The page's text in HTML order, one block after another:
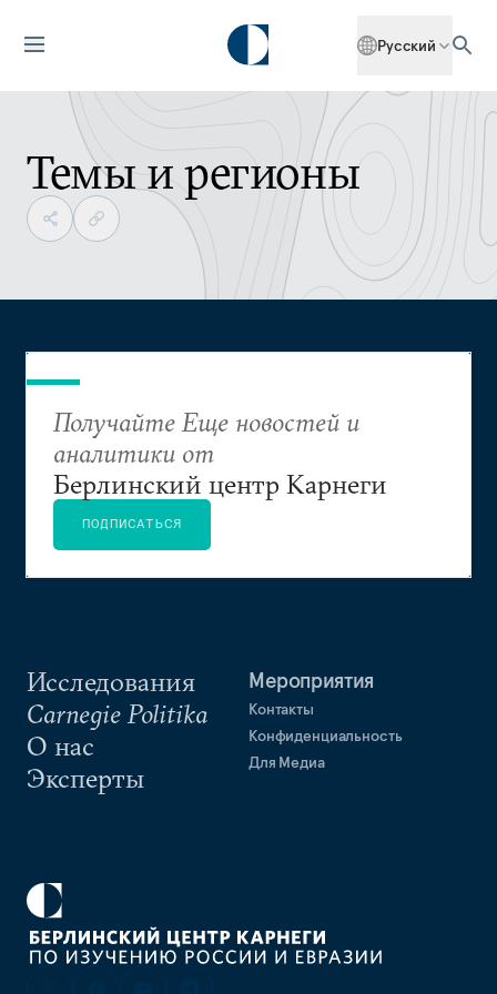
Русский
Темы и регионы
Исследования
Carnegie Politika
О нас
Эксперты
Мероприятия
Контакты
Конфиденциальность
Для Медиа
Получайте Еще новостей и
аналитики от
Берлинский центр Карнеги
ПОДПИСАТЬСЯ